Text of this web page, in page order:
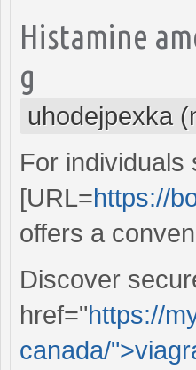
Histamine
g
uhodejpexka
For individuals
[URL=https://
offers a
Discover
href="https://
canada/